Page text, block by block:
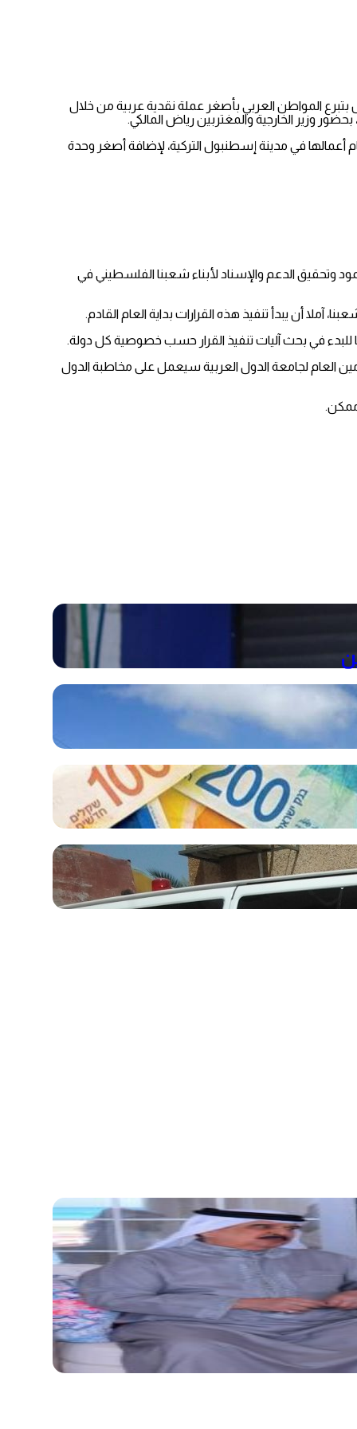
بتبرع المواطن العربي بأصغر عملة نقدية عربية من خلال
وزير الخارجية والمغتربين رياض المالكي.
“كومسيك”، في ختام أعمالها في مدينة إسطنبول التركية، لإضافة أصغر وحدة
وتحقيق الدعم والإسناد لأبناء شعبنا الفلسطيني في
أن يبدأ تنفيذ هذه القرارات بداية العام القادم.
للبدء في بحث آليات تنفيذ القرار حسب خصوصية كل دولة.
العام لجامعة الدول العربية سيعمل على مخاطبة الدول
ممكن.